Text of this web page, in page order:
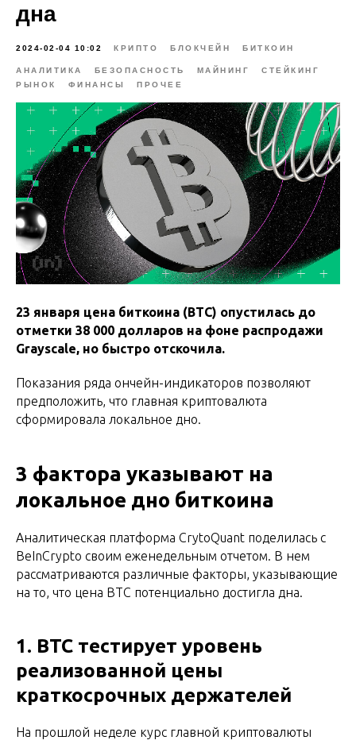
дна
2024-02-04 10:02 КРИПТО БЛОКЧЕЙН БИТКОИН
АНАЛИТИКА БЕЗОПАСНОСТЬ МАЙНИНГ
СТЕЙКИНГ
РЫНОК
ФИНАНСЫ ПРОЧЕЕ
23 января цена биткоина (BTC) опустилась до
отметки 38 000 долларов на фоне распродажи
Grayscale, но быстро отскочила.
Показания ряда ончейн-индикаторов позволяют
предположить, что главная криптовалюта
сформировала локальное дно.
3 фактора указывают на
локальное дно биткоина
Аналитическая платформа CrytoQuant поделилась с
BeInCrypto своим еженедельным отчетом. В нем
рассматриваются различные факторы, указывающие
на то, что цена BTC потенциально достигла дна.
1. BTC тестирует уровень
реализованной цены
краткосрочных держателей
На прошлой неделе курс главной криптовалюты